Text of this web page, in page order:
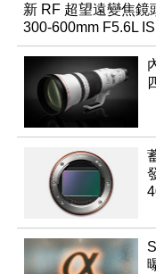
新 RF 超望遠變焦鏡
300-600mm F5.6L